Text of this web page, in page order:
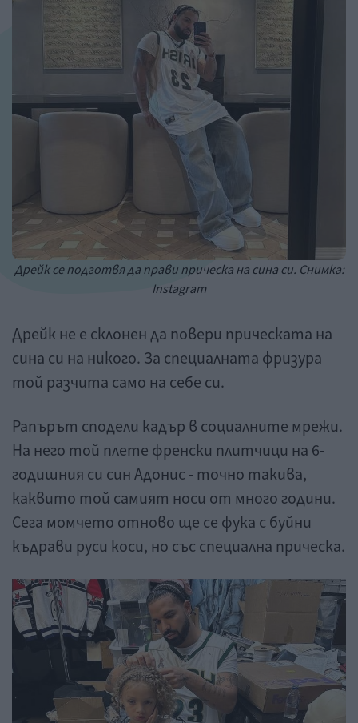
Дрейк се подготвя да прави прическа на сина си. Снимка:
Instagram
Дрейк не е склонен да повери прическата на
сина си на никого. За специалната фризура
той разчита само на себе си.
Рапърът сподели кадър в социалните мрежи.
На него той плете френски плитчици на 6-
годишния си син Адонис - точно такива,
каквито той самият носи от много години.
Сега момчето отново ще се фука с буйни
къдрави руси коси, но със специална прическа.